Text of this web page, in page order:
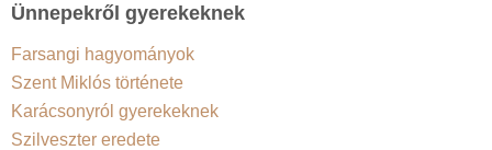
Ünnepekről gyerekeknek
Farsangi hagyományok
Szent Miklós története
Karácsonyról gyerekeknek
Szilveszter eredete